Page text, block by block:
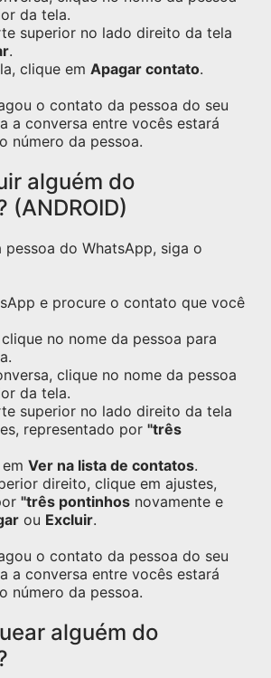
da tela.
superior no lado direito da tela
.
clique em Apagar contato.
o contato da pessoa do seu
a conversa entre vocês estará
número da pessoa.
alguém do
(ANDROID)
pessoa do WhatsApp, siga o
e procure o contato que você
no nome da pessoa para
clique no nome da pessoa
da tela.
superior no lado direito da tela
representado por "três
Ver na lista de contatos.
direito, clique em ajustes,
"três pontinhos novamente e
ou Excluir.
o contato da pessoa do seu
a conversa entre vocês estará
número da pessoa.
alguém do